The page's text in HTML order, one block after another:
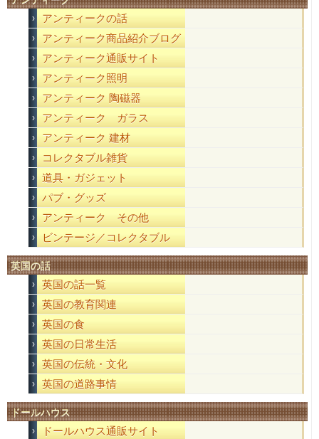
アンティークの話
アンティーク商品紹介ブログ
アンティーク通販サイト
アンティーク照明
アンティーク 陶磁器
アンティーク ガラス
アンティーク 建材
コレクタブル雑貨
道具・ガジェット
パブ・グッズ
アンティーク その他
ビンテージ／コレクタブル
英国の話
英国の話一覧
英国の教育関連
英国の食
英国の日常生活
英国の伝統・文化
英国の道路事情
ドールハウス
ドールハウス通販サイト